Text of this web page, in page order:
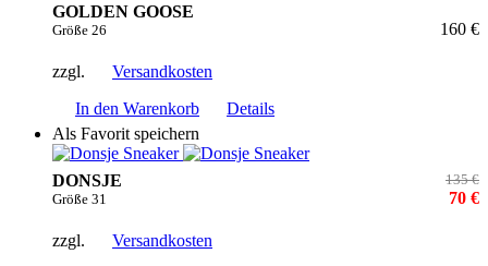
GOLDEN GOOSE
Größe 26 160 €
zzgl.
Versandkosten
In den Warenkorb
Details
Als Favorit speichern
DONSJE
Größe 31
135 €
70 €
zzgl.
Versandkosten